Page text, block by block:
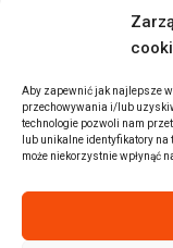
Aby zapewnić jak najlepsze
przechowywania i/lub
technologie pozwoli nam
lub unikalne identyfikatory
może niekorzystnie wpłynąć
Inne Lokalizacje
Auta z USA
Auta z USA
Auta z USA
Marki
Sprzedam BMW